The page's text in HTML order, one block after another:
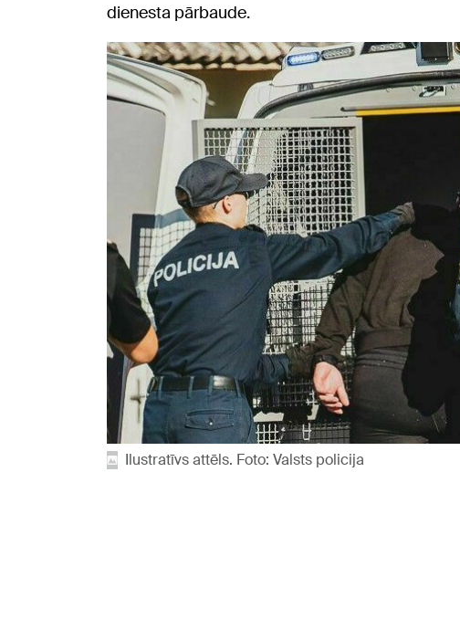
dienesta pārbaude.
Ilustratīvs attēls. Foto: Valsts policija